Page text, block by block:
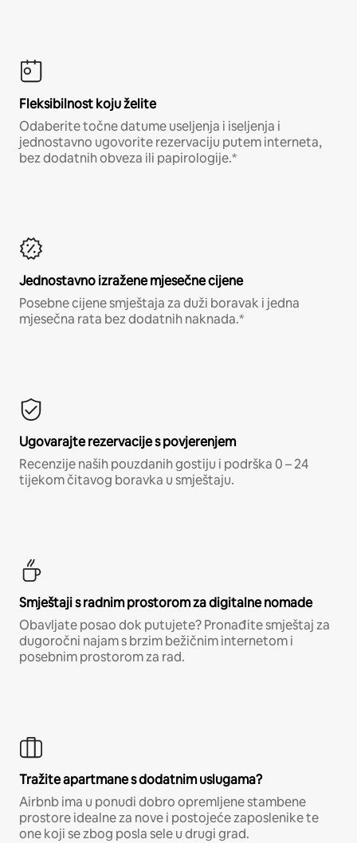
Fleksibilnost koju želite
Odaberite točne datume useljenja i iseljenja i
jednostavno ugovorite rezervaciju putem interneta,
bez dodatnih obveza ili papirologije.*
Jednostavno izražene mjesečne cijene
Posebne cijene smještaja za duži boravak i jedna
mjesečna rata bez dodatnih naknada.*
Ugovarajte rezervacije s povjerenjem
Recenzije naših pouzdanih gostiju i podrška 0 – 24
tijekom čitavog boravka u smještaju.
Smještaji s radnim prostorom za digitalne nomade
Obavljate posao dok putujete? Pronađite smještaj za
dugoročni najam s brzim bežičnim internetom i
posebnim prostorom za rad.
Tražite apartmane s dodatnim uslugama?
Airbnb ima u ponudi dobro opremljene stambene
prostore idealne za nove i postojeće zaposlenike te
one koji se zbog posla sele u drugi grad.